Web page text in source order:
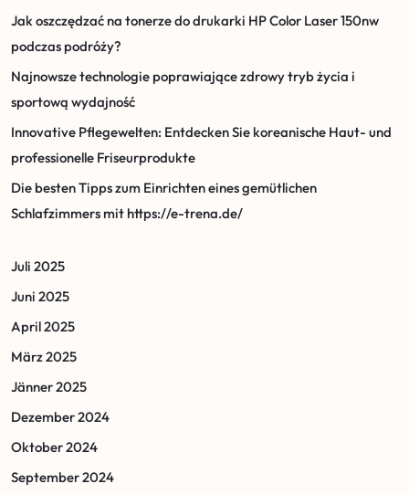
Jak oszczędzać na tonerze do drukarki HP Color Laser 150nw
podczas podróży?
Najnowsze technologie poprawiające zdrowy tryb życia i
sportową wydajność
Innovative Pflegewelten: Entdecken Sie koreanische Haut- und
professionelle Friseurprodukte
Die besten Tipps zum Einrichten eines gemütlichen
Schlafzimmers mit https://e-trena.de/
Juli 2025
Juni 2025
April 2025
März 2025
Jänner 2025
Dezember 2024
Oktober 2024
September 2024